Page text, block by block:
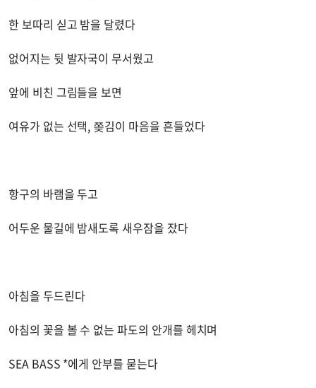
한 보따리 싣고 밤을 달렸다
없어지는 뒷 발자국이 무서웠고
앞에 비친 그림들을 보면
여유가 없는 선택, 쫒김이 마음을 흔들었다
항구의 바램을 두고
어두운 물길에 밤새도록 새우잠을 잤다
아침을 두드린다
아침의 꽃을 볼 수 없는 파도의 안개를 헤치며
SEA BASS *에게 안부를 묻는다